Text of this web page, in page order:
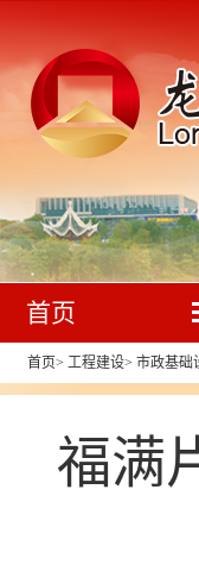
首页
首页> 工程建设> 市政基础
福满